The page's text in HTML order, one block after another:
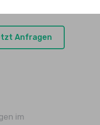
Anfragen
im